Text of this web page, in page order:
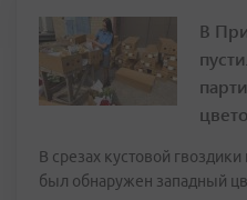
В
В срезах кустовой
был обнаружен западный